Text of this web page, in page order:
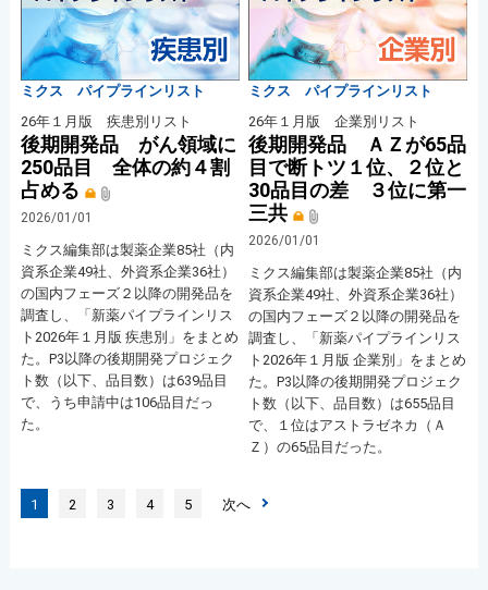
ミクス パイプラインリスト
26年１月版 疾患別リスト
後期開発品 がん領域に
250品目 全体の約４割
占める
2026/01/01
ミクス編集部は製薬企業85社（内
資系企業49社、外資系企業36社）
の国内フェーズ２以降の開発品を
調査し、「新薬パイプラインリス
ト2026年１月版 疾患別」をまとめ
た。P3以降の後期開発プロジェク
ト数（以下、品目数）は639品目
で、うち申請中は106品目だっ
た。
ミクス パイプラインリスト
26年１月版 企業別リスト
後期開発品 ＡＺが65品
目で断トツ１位、２位と
30品目の差 ３位に第一
三共
2026/01/01
ミクス編集部は製薬企業85社（内
資系企業49社、外資系企業36社）
の国内フェーズ２以降の開発品を
調査し、「新薬パイプラインリス
ト2026年１月版 企業別」をまとめ
た。P3以降の後期開発プロジェク
ト数（以下、品目数）は655品目
で、１位はアストラゼネカ（Ａ
Ｚ）の65品目だった。
1 2 3 4 5 次へ